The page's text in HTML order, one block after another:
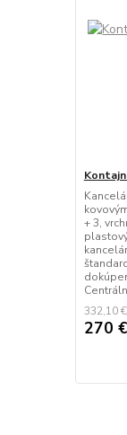
+ 3,
332,10 €
270 €